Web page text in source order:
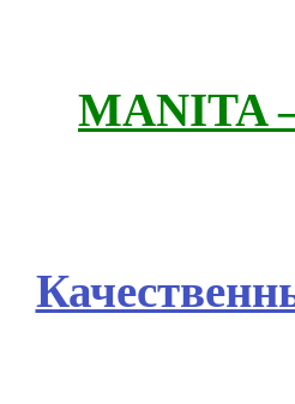
MANITA